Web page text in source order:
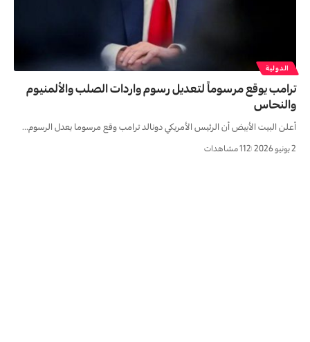
الدولية
ترامب يوقع مرسوماً لتعديل رسوم واردات الصلب والألمنيوم
والنحاس
أعلن البيت الأبيض أن الرئيس الأمريكي دونالد ترامب وقع ​مرسوما يعدل الرسوم…
2 يونيو 2026 112 مشاهدات